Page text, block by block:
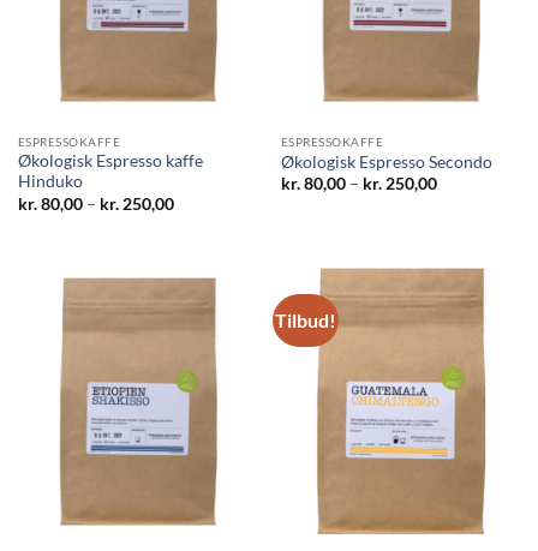
ESPRESSOKAFFE
Økologisk Espresso kaffe
Hinduko
kr.80,00 – kr.250,00Prisinterval:
ESPRESSOKAFFE
Økologisk Espresso Secondo
kr.80,00 – kr.250,00Prisinterval:
Tilbud!